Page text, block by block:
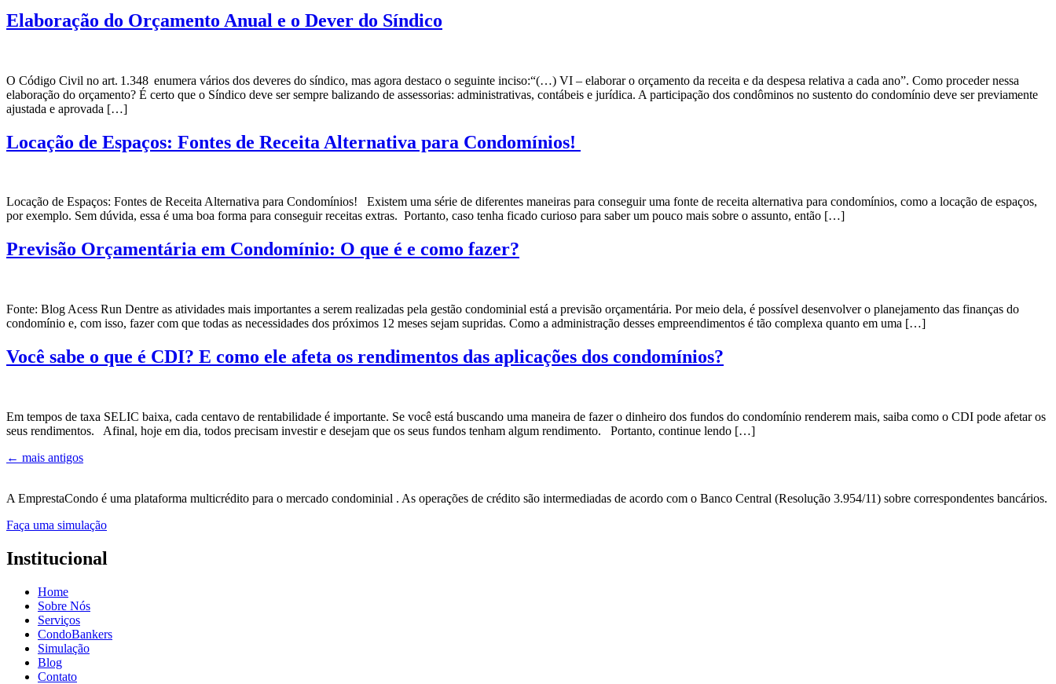
Elaboração do Orçamento Anual e o Dever do Síndico
O Código Civil no art. 1.348 enumera vários dos deveres do síndico, mas agora destaco o seguinte inciso:“(…) VI – elaborar o orçamento da receita e da despesa relativa a cada ano”. Como proceder nessa
elaboração do orçamento? É certo que o Síndico deve ser sempre balizando de assessorias: administrativas, contábeis e jurídica. A participação dos condôminos no sustento do condomínio deve ser previamente
ajustada e aprovada […]
Locação de Espaços: Fontes de Receita Alternativa para Condomínios!
Locação de Espaços: Fontes de Receita Alternativa para Condomínios! Existem uma série de diferentes maneiras para conseguir uma fonte de receita alternativa para condomínios, como a locação de espaços,
por exemplo. Sem dúvida, essa é uma boa forma para conseguir receitas extras. Portanto, caso tenha ficado curioso para saber um pouco mais sobre o assunto, então […]
Previsão Orçamentária em Condomínio: O que é e como fazer?
Fonte: Blog Acess Run Dentre as atividades mais importantes a serem realizadas pela gestão condominial está a previsão orçamentária. Por meio dela, é possível desenvolver o planejamento das finanças do
condomínio e, com isso, fazer com que todas as necessidades dos próximos 12 meses sejam supridas. Como a administração desses empreendimentos é tão complexa quanto em uma […]
Você sabe o que é CDI? E como ele afeta os rendimentos das aplicações dos condomínios?
Em tempos de taxa SELIC baixa, cada centavo de rentabilidade é importante. Se você está buscando uma maneira de fazer o dinheiro dos fundos do condomínio renderem mais, saiba como o CDI pode afetar os
seus rendimentos. Afinal, hoje em dia, todos precisam investir e desejam que os seus fundos tenham algum rendimento. Portanto, continue lendo […]
← mais antigos
A EmprestaCondo é uma plataforma multicrédito para o mercado condominial . As operações de crédito são intermediadas de acordo com o Banco Central (Resolução 3.954/11) sobre correspondentes bancários.
Faça uma simulação
Institucional
Home
Sobre Nós
Serviços
CondoBankers
Simulação
Blog
Contato